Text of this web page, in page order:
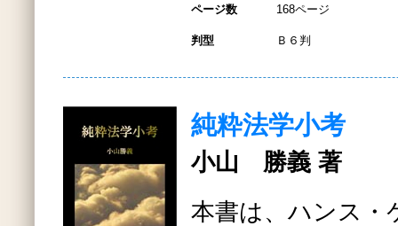
ページ数 168ページ
判型 Ｂ６判
純粋法学小考
小山 勝義 著
本書は、ハンス・